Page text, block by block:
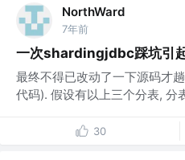
NorthWard
7年前
一次shardingjdbc踩坑引
最终不得已改动了一下源码才
代码). 假设有以上三个分表, 分
30